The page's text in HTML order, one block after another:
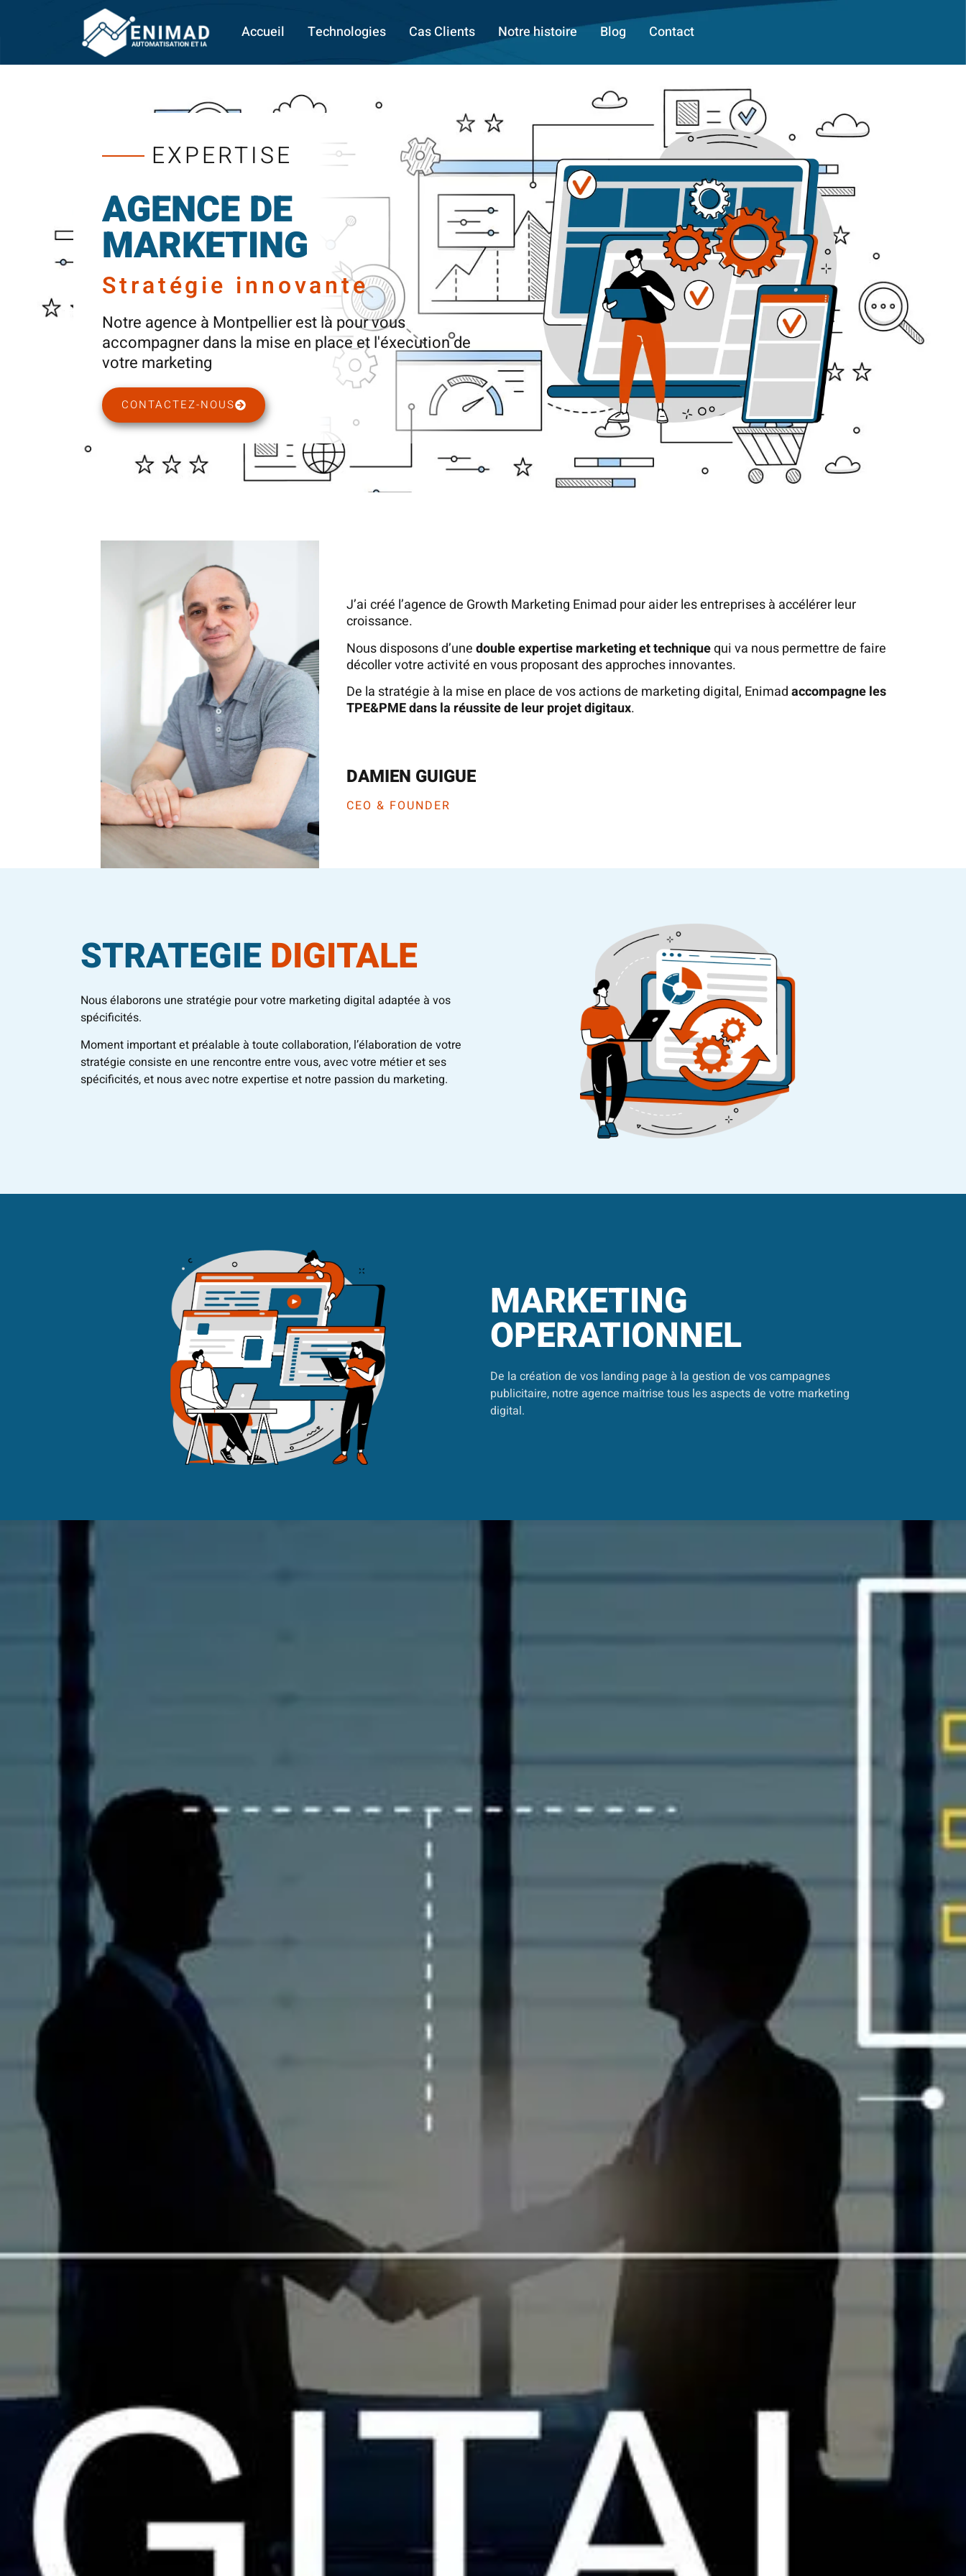
Accueil Technologies Cas Clients Notre histoire Blog Contact
EXPERTISE
AGENCE DE
MARKETING
Stratégie innovante
Notre agence à Montpellier est là pour vous
accompagner dans la mise en place et l'éxecution de
votre marketing
CONTACTEZ-NOUS
J’ai créé l’agence de Growth Marketing Enimad pour aider les entreprises à accélérer leur
croissance.
Nous disposons d’unedouble expertise marketing et techniquequi va nous permettre de faire
décoller votre activité en vous proposant des approches innovantes.
De la stratégie à la mise en place de vos actions de marketing digital, Enimadaccompagne les
TPE&PME dans la réussite de leur projet digitaux.
DAMIEN GUIGUE
CEO & FOUNDER
STRATEGIE DIGITALE
Nous élaborons une stratégie pour votre marketing digital adaptée à vos
spécificités.
Moment important et préalable à toute collaboration, l’élaboration de votre
stratégie consiste en une rencontre entre vous, avec votre métier et ses
spécificités, et nous avec notre expertise et notre passion du marketing.
MARKETING
OPERATIONNEL
De la création de vos landing page à la gestion de vos campagnes
publicitaire, notre agence maitrise tous les aspects de votre marketing
digital.